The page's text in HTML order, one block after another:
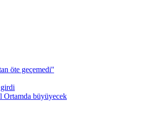
öte geçemedi''
Ortamda büyüyecek